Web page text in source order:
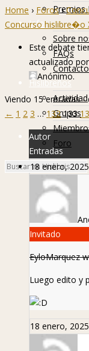
Premios
Info
Sobre
FAQs
Contacto
Hislibreños
Actividad
Grupos
Foro
Home › Foros ›
Concurso hislibre�o
Este debate
actualizado
Anónimo.
Viendo 15 entradas
← 1 2 3 … 132 133
Autor
Entradas
18 enero,
Invitado
EyloMarquez
Luego edito y
18 enero,